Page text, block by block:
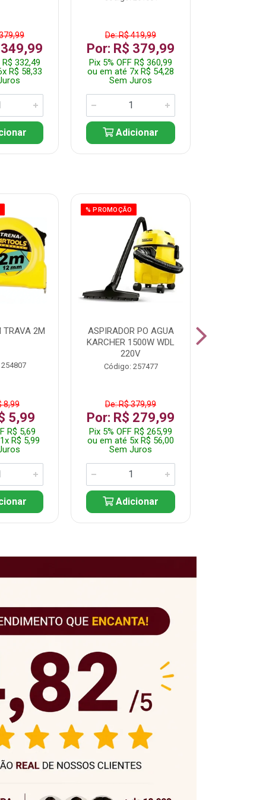
R$ 332,49
R$ 58,33
De: R$ 419,99
Por: R$ 379,99
Pix 5% OFF R$ 360,99
ou em até 7x R$ 54,28
Sem Juros
Adicionar
TRAVA 2M
8,99
5,99
R$ 5,69
R$ 5,99
% PROMOÇÃO
ASPIRADOR PO AGUA
KARCHER 1500W WDL
220V
Código: 257477
De: R$ 379,99
Por: R$ 279,99
Pix 5% OFF R$ 265,99
ou em até 5x R$ 56,00
Sem Juros
Adicionar